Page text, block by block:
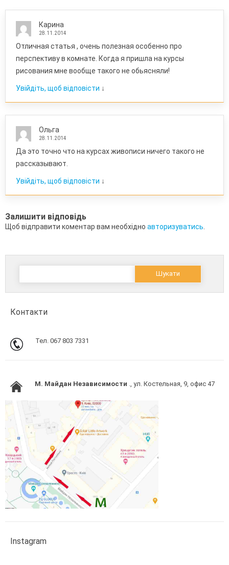
Карина
28.11.2014
Отличная статья , очень полезная особенно про
перспективу в комнате. Когда я пришла на курсы
рисования мне вообще такого не обьясняли!
Увійдіть, щоб відповісти ↓
Ольга
28.11.2014
Да это точно что на курсах живописи ничего такого не
рассказывают.
Увійдіть, щоб відповісти ↓
Залишити відповідь
Щоб відправити коментар вам необхідно авторизуватись
Пошук:
Контакти
Тел. 067 803 7331
M. Майдан Независимости ., ул. Костельная, 9, офис 47
Instagram